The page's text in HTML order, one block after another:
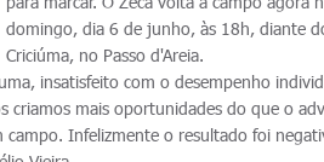
domingo, dia 6 de junho, às 18h, diante
Criciúma, no Passo d'Areia.
insatisfeito com o desempenho
criamos mais oportunidades do que o
Infelizmente o resultado foi